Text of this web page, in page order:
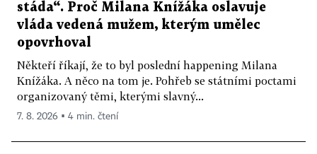
stáda“. Proč Milana Knížáka oslavuje
vláda vedená mužem, kterým umělec
opovrhoval
Někteří říkají, že to byl poslední happening Milana
Knížáka. A něco na tom je. Pohřeb se státními poctami
organizovaný těmi, kterými slavný...
7. 8. 2026 ▪ 4 min. čtení